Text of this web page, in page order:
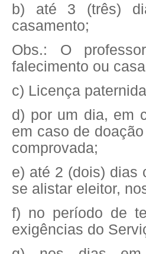
b) até 3 (três)
casamento;
Obs.: O
falecimento ou
c) Licença
d) por um dia, em
em caso de
comprovada;
e) até 2 (dois) dias
se alistar eleitor,
f) no período de
exigências do